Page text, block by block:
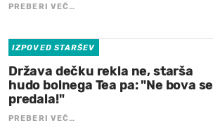
PREBERI VEČ…
IZPOVED STARŠEV
Država dečku rekla ne, starša
hudo bolnega Tea pa: "Ne bova se
predala!"
PREBERI VEČ…